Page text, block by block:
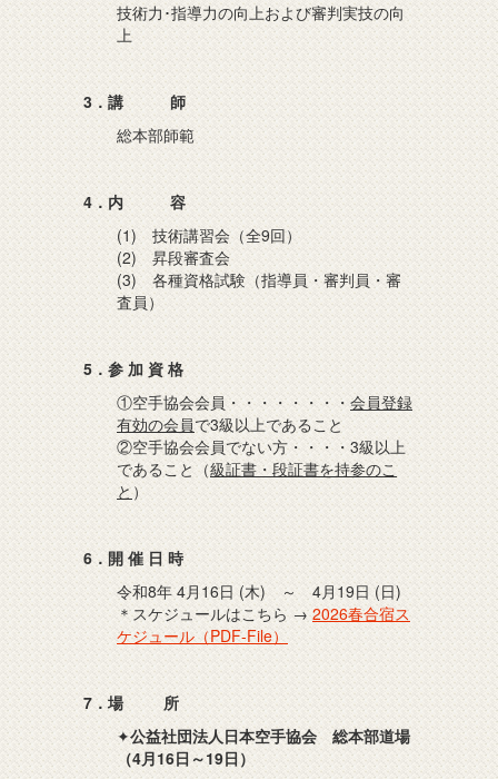
技術力･指導力の向上および審判実技の向
上
3．講 師
総本部師範
4．内 容
(1) 技術講習会（全9回）
(2) 昇段審査会
(3) 各種資格試験（指導員・審判員・審
査員）
5．参 加 資 格
①空手協会会員・・・・・・・・ 会員登録
有効の会員で3級以上であること
②空手協会会員でない方・・・・3級以上
であること（級証書・段証書を持参のこ
と）
6．開 催 日 時
令和8年 4月16日 (木) ～ 4月19日 (日)
＊スケジュールはこちら →2026春合宿ス
ケジュール（PDF-File）
7．場 所
✦公益社団法人日本空手協会 総本部道場
（4月16日～19日）